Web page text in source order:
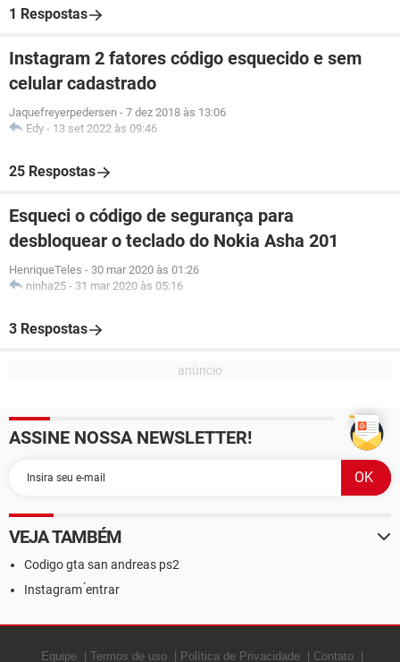
1 Respostas
Instagram 2 fatores código esquecido e sem
celular cadastrado
Jaquefreyerpedersen - 7 dez 2018 às 13:06
Edy - 13 set 2022 às 09:46
25 Respostas
Esqueci o código de segurança para
desbloquear o teclado do Nokia Asha 201
HenriqueTeles - 30 mar 2020 às 01:26
ninha25 - 31 mar 2020 às 05:16
3 Respostas
ASSINE NOSSA NEWSLETTER!
VEJA TAMBÉM
Codigo gta san andreas ps2
Instagram ́entrar
Equipe Termos de uso Política de Privacidade Contato